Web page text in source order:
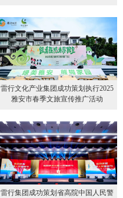
雷行文化产业集团成功策划执行2025
雅安市春季文旅宣传推广活动
雷行集团成功策划省高院中国人民警